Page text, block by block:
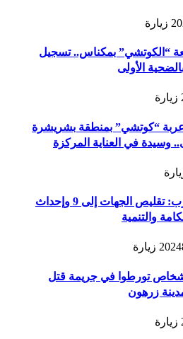
زيارة
“الكوتشي” بمكناس.. تسجيل
الأولى
زيارة
“كوتشي” بمنطقة بشريشرة
وسيدة في العناية المركزة
تقسيم ترابي جديد بالمغرب: تقليص الجهات إلى 9 وإحداث
والتنمية
زيارة
الأمن يوقف 3 أشخاص تورطوا في جريمة قتل
زرهون
زيارة